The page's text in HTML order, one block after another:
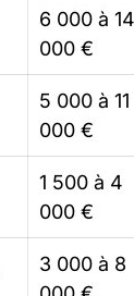
6 000 à 14
000 €
5 000 à 11
000 €
1 500 à 4
000 €
3 000 à 8